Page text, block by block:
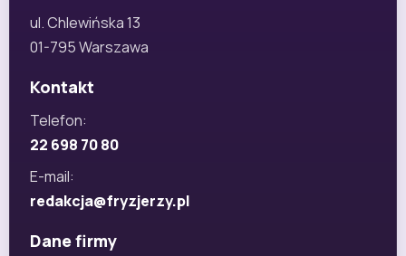
ul. Chlewińska 13
01-795 Warszawa
Kontakt
Telefon:
22 698 70 80
E-mail:
redakcja@fryzjerzy.pl
Dane firmy